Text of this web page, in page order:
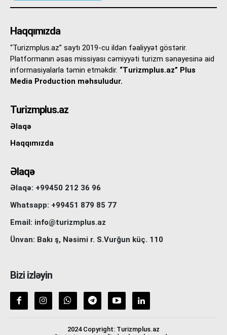
Haqqımızda
“Turizmplus.az” saytı 2019-cu ildən fəaliyyət göstərir.
Platformanın əsas missiyası cəmiyyəti turizm sənayesinə aid
informasiyalarla təmin etməkdir. “Turizmplus.az” Plus
Media Production məhsuludur.
Turizmplus.az
Əlaqə
Haqqımızda
Əlaqə
Əlaqə: +99450 212 36 96
Whatsapp: +99451 879 85 77
Email: info@turizmplus.az
Ünvan: Bakı ş, Nəsimi r. S.Vurğun küç. 110
Bizi izləyin
2024 Copyright: Turizmplus.az